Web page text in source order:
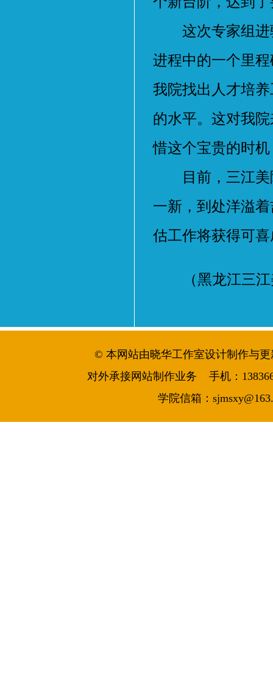
这次专家组进
进程中的一个里
我院找出人才培
的水平。这对我
惜这个宝贵的时
目前，三江美
一新，到处洋溢
估工作将获得可
（黑龙江三
© 本网站由晓华工作室设计制作与更
对外承接网站制作业务 手机：
学院信箱：